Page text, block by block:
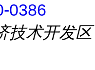
0386
技术开发区